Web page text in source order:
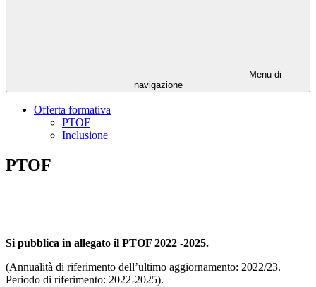
Menu di
navigazione
Offerta formativa
PTOF
Inclusione
PTOF
Si pubblica in allegato il PTOF 2022 -2025.
(Annualità di riferimento dell’ultimo aggiornamento: 2022/23.
Periodo di riferimento: 2022-2025).